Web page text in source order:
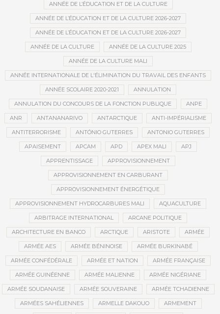
ANNÉE DE L’ÉDUCATION ET DE LA CULTURE
ANNÉE DE L’ÉDUCATION ET DE LA CULTURE 2026-2027
ANNÉE DE L’ÉDUCATION ET DE LA CULTURE 2026-2027
ANNÉE DE LA CULTURE ANNÉE DE LA CULTURE 2025
ANNÉE DE LA CULTURE MALI
ANNÉE INTERNATIONALE DE L'ÉLIMINATION DU TRAVAIL DES ENFANTS
ANNÉE SCOLAIRE 2020-2021 ANNULATION
ANNULATION DU CONCOURS DE LA FONCTION PUBLIQUE ANPE
ANR ANTANANARIVO ANTARCTIQUE ANTI-IMPÉRIALISME
ANTITERRORISME ANTÓNIO GUTERRES ANTONIO GUTERRES
APAISEMENT APCAM APD APEX MALI APJ
APPRENTISSAGE APPROVISIONNEMENT
APPROVISIONNEMENT EN CARBURANT
APPROVISIONNEMENT ÉNERGÉTIQUE
APPROVISIONNEMENT HYDROCARBURES MALI AQUACULTURE
ARBITRAGE INTERNATIONAL ARCANE POLITIQUE
ARCHITECTURE EN BANCO ARCTIQUE ARISTOTE ARMÉE
ARMÉE AES ARMÉE BÉNINOISE ARMÉE BURKINABÉ
ARMÉE CONFÉDÉRALE ARMÉE ET NATION ARMÉE FRANÇAISE
ARMÉE GUINÉENNE ARMÉE MALIENNE ARMÉE NIGÉRIANE
ARMÉE SOUDANAISE ARMÉE SOUVERAINE ARMÉE TCHADIENNE
ARMÉES SAHÉLIENNES ARMELLE DAKOUO ARMEMENT